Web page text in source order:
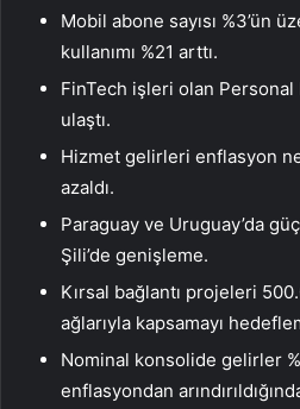
Mobil abone sayısı %3’ün
kullanımı %21 arttı.
FinTech işleri olan
ulaştı.
Hizmet gelirleri enflasyon
azaldı.
Paraguay ve Uruguay’da
Şili’de genişleme.
Kırsal bağlantı projeleri
ağlarıyla kapsamayı
Nominal konsolide gelirler
enflasyondan